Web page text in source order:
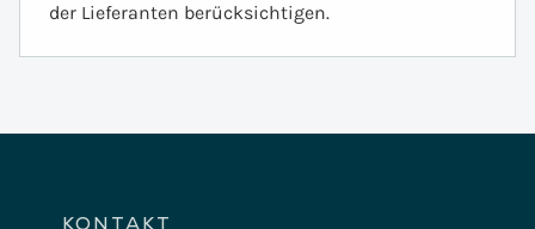
der Lieferanten berücksichtigen.